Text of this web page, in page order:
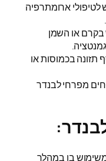
ארומתרפיה
או השמן
תזונה בכמוסות או
מפרחי לבנדר
בו במהלך